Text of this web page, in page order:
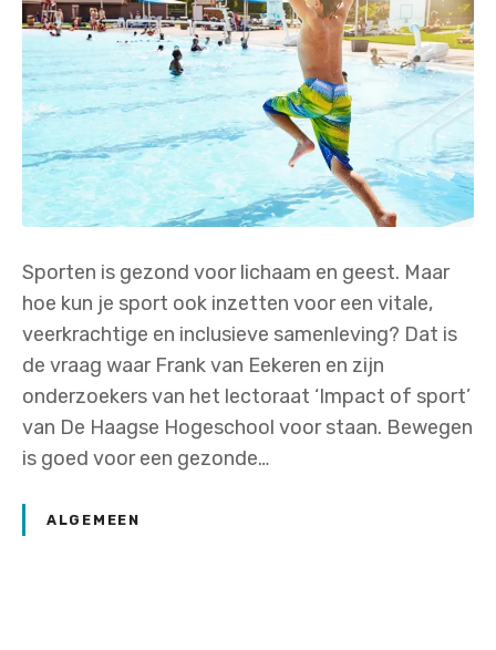
Sporten is gezond voor lichaam en geest. Maar
hoe kun je sport ook inzetten voor een vitale,
veerkrachtige en inclusieve samenleving? Dat is
de vraag waar Frank van Eekeren en zijn
onderzoekers van het lectoraat ‘Impact of sport’
van De Haagse Hogeschool voor staan. Bewegen
is goed voor een gezonde…
ALGEMEEN